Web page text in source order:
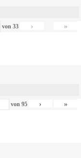
von33 › »
von 95 › »